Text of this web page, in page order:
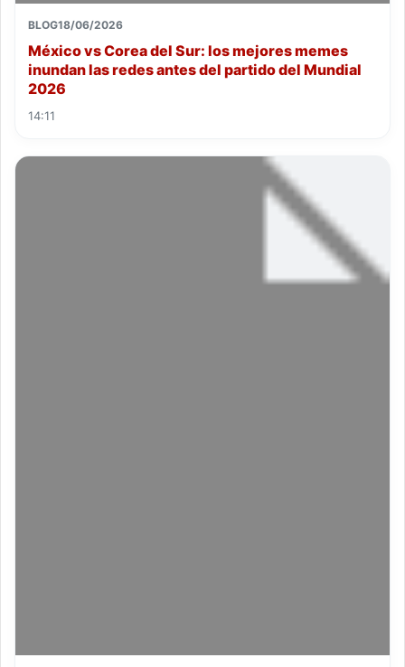
BLOG18/06/2026
México vs Corea del Sur: los mejores memes
inundan las redes antes del partido del Mundial
2026
14:11